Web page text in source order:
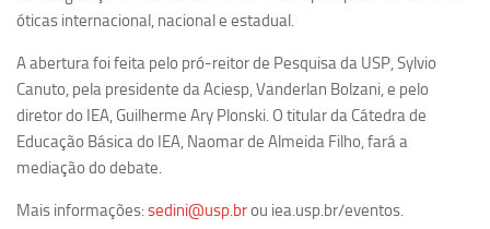
Maria Paula Costa Bertran
Professor Sênior
Professores Seniores Encerrados
Polo Ribeirão Preto
óticas internacional, nacional e estadual.
A abertura foi feita pelo pró-reitor de Pesquisa da USP, Sylvio
Canuto, pela presidente da Aciesp, Vanderlan Bolzani, e pelo
diretor do IEA, Guilherme Ary Plonski. O titular da Cátedra de
Educação Básica do IEA, Naomar de Almeida Filho, fará a
mediação do debate.
Mais informações:sedini@usp.brou iea.usp.br/eventos.